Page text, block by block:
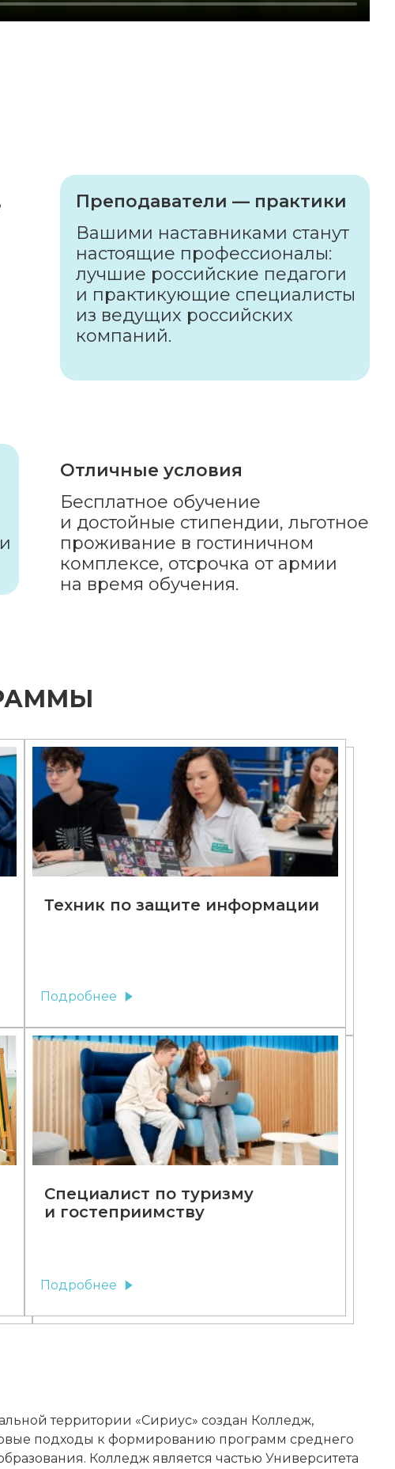
Преподаватели — практики
Вашими наставниками станут
настоящие профессионалы:
лучшие российские педагоги
и практикующие специалисты
из ведущих российских
компаний.
Отличные условия
Бесплатное обучение
и достойные стипендии, льготное
проживание в гостиничном
комплексе, отсрочка от армии
на время обучения.
Техник по защите информации
Подробнее
Специалист по туризму
и гостеприимству
Подробнее
территории «Сириус» создан Колледж,
подходы к формированию программ среднего
Колледж является частью Университета